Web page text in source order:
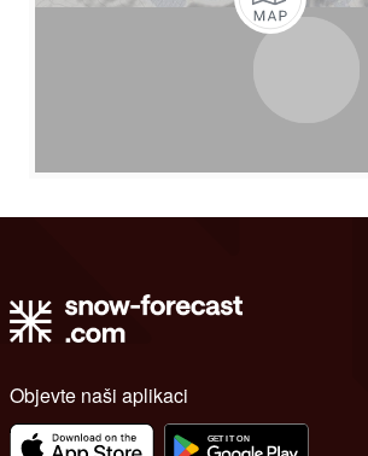
Objevte naši aplikaci